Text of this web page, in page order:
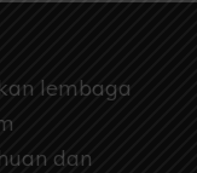
lembaga
dan